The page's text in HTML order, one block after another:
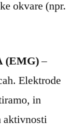
okvare (npr.
(EMG)–
Elektrode
in
aktivnosti